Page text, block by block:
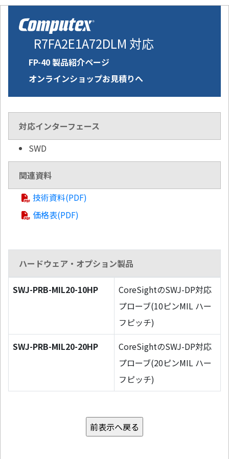
R7FA2E1A72DLM 対応
FP-40 製品紹介ページ
オンラインショップお見積りへ
対応インターフェース
SWD
関連資料
技術資料(PDF)
価格表(PDF)
ハードウェア・オプション製品
SWJ-PRB-MIL20-10HP
CoreSightのSWJ-DP対応
プローブ(10ピンMIL ハー
フピッチ)
SWJ-PRB-MIL20-20HP
CoreSightのSWJ-DP対応
プローブ(20ピンMIL ハー
フピッチ)